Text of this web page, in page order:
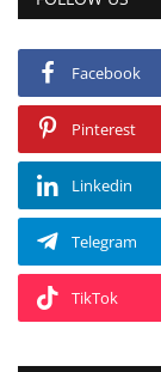
Facebook
Pinterest
Linkedin
Telegram
TikTok